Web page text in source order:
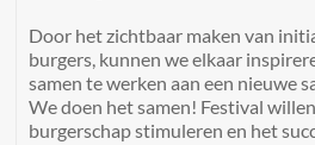
Door het zichtbaar maken van
burgers, kunnen we elkaar
samen te werken aan een nieuwe
We doen het samen! Festival
burgerschap stimuleren en het